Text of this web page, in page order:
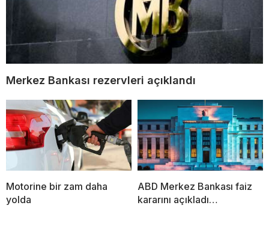
Merkez Bankası rezervleri açıklandı
Motorine bir zam daha
yolda
ABD Merkez Bankası faiz
kararını açıkladı…